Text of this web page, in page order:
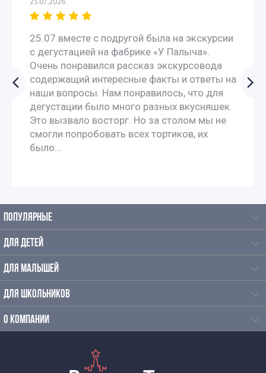
25.07.2026
25.07 вместе с подругой была на экскурсии
с дегустацией на фабрике «У Палыча».
Очень понравился рассказ экскурсовода
содержащий интересные факты и ответы на
наши вопросы. Нам понравилось, что для
дегустации было много разных вкусняшек.
Это вызвало восторг. Но за столом мы не
смогли попробовать всех тортиков, их
было...
ПОПУЛЯРНЫЕ
ДЛЯ ДЕТЕЙ
ДЛЯ МАЛЫШЕЙ
ДЛЯ ШКОЛЬНИКОВ
О КОМПАНИИ